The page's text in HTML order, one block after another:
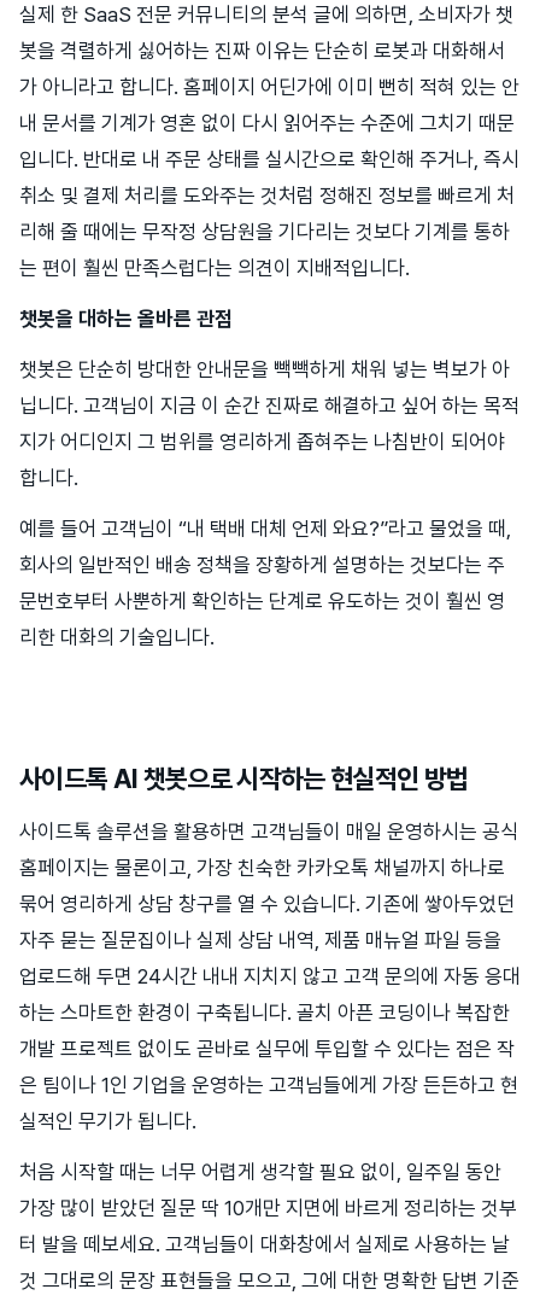
실제 한 SaaS 전문 커뮤니티의 분석 글에 의하면, 소비자가 챗
봇을 격렬하게 싫어하는 진짜 이유는 단순히 로봇과 대화해서
가 아니라고 합니다. 홈페이지 어딘가에 이미 뻔히 적혀 있는 안
내 문서를 기계가 영혼 없이 다시 읽어주는 수준에 그치기 때문
입니다. 반대로 내 주문 상태를 실시간으로 확인해 주거나, 즉시
취소 및 결제 처리를 도와주는 것처럼 정해진 정보를 빠르게 처
리해 줄 때에는 무작정 상담원을 기다리는 것보다 기계를 통하
는 편이 훨씬 만족스럽다는 의견이 지배적입니다.
챗봇을 대하는 올바른 관점
챗봇은 단순히 방대한 안내문을 빽빽하게 채워 넣는 벽보가 아
닙니다. 고객님이 지금 이 순간 진짜로 해결하고 싶어 하는 목적
지가 어디인지 그 범위를 영리하게 좁혀주는 나침반이 되어야
합니다.
예를 들어 고객님이 “내 택배 대체 언제 와요?”라고 물었을 때,
회사의 일반적인 배송 정책을 장황하게 설명하는 것보다는 주
문번호부터 사뿐하게 확인하는 단계로 유도하는 것이 훨씬 영
리한 대화의 기술입니다.
사이드톡 AI 챗봇으로 시작하는 현실적인 방법
사이드톡 솔루션을 활용하면 고객님들이 매일 운영하시는 공식
홈페이지는 물론이고, 가장 친숙한 카카오톡 채널까지 하나로
묶어 영리하게 상담 창구를 열 수 있습니다. 기존에 쌓아두었던
자주 묻는 질문집이나 실제 상담 내역, 제품 매뉴얼 파일 등을
업로드해 두면 24시간 내내 지치지 않고 고객 문의에 자동 응대
하는 스마트한 환경이 구축됩니다. 골치 아픈 코딩이나 복잡한
개발 프로젝트 없이도 곧바로 실무에 투입할 수 있다는 점은 작
은 팀이나 1인 기업을 운영하는 고객님들에게 가장 든든하고 현
실적인 무기가 됩니다.
처음 시작할 때는 너무 어렵게 생각할 필요 없이, 일주일 동안
가장 많이 받았던 질문 딱 10개만 지면에 바르게 정리하는 것부
터 발을 떼보세요. 고객님들이 대화창에서 실제로 사용하는 날
것 그대로의 문장 표현들을 모으고, 그에 대한 명확한 답변 기준